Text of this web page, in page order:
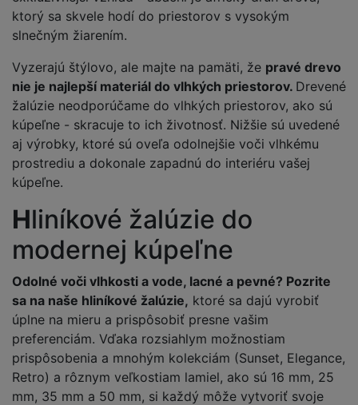
ktorý sa skvele hodí do priestorov s vysokým
slnečným žiarením.
Vyzerajú štýlovo, ale majte na pamäti, že pravé drevo
nie je najlepší materiál do vlhkých priestorov. Drevené
žalúzie neodporúčame do vlhkých priestorov, ako sú
kúpeľne - skracuje to ich životnosť. Nižšie sú uvedené
aj výrobky, ktoré sú oveľa odolnejšie voči vlhkému
prostrediu a dokonale zapadnú do interiéru vašej
kúpeľne.
Hliníkové žalúzie do
modernej kúpeľne
Odolné voči vlhkosti a vode, lacné a pevné? Pozrite
sa na naše hliníkové žalúzie, ktoré sa dajú vyrobiť
úplne na mieru a prispôsobiť presne vašim
preferenciám. Vďaka rozsiahlym možnostiam
prispôsobenia a mnohým kolekciám (Sunset, Elegance,
Retro) a rôznym veľkostiam lamiel, ako sú 16 mm, 25
mm, 35 mm a 50 mm, si každý môže vytvoriť svoje